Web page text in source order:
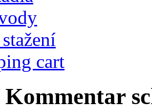
cart
Kommentar